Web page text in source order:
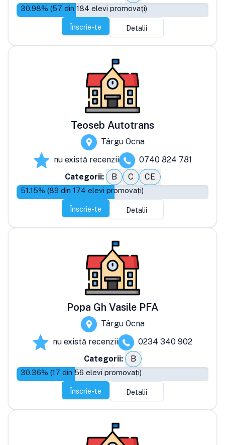
30.98% (57 din 184 elevi promovați)
Înscrie-te Detalii
Teoseb Autotrans
Târgu Ocna
nu există recenzii
0740 824 781
Categorii:
B C CE
51.15% (89 din 174 elevi promovați)
Înscrie-te Detalii
Popa Gh Vasile PFA
Târgu Ocna
nu există recenzii
0234 340 902
Categorii:
B
30.36% (17 din 56 elevi promovați)
Înscrie-te Detalii